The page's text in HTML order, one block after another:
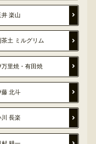
井 楽山
茶土 ミルグリム
万里焼・有田焼
藤 北斗
川 長楽